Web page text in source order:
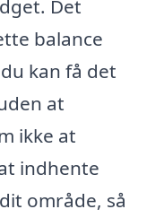
Det
balance
kan få det
at
ikke at
indhente
område, så